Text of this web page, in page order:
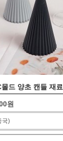
드 양초 캔들 재료
원
국)